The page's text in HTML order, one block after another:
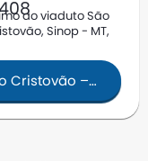
ao viaduto São
Sinop - MT,
Cristovão –